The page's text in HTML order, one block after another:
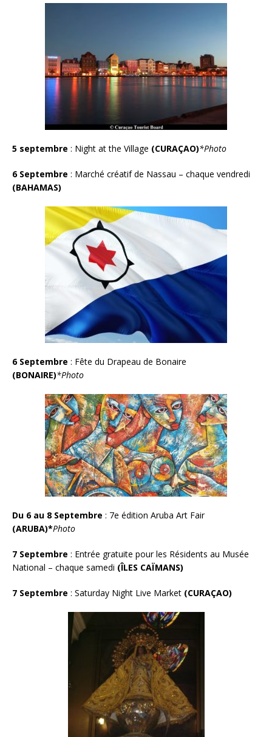
5 septembre : Night at the Village (CURAÇAO)*Photo
6 Septembre : Marché créatif de Nassau – chaque vendredi
(BAHAMAS)
6 Septembre : Fête du Drapeau de Bonaire
(BONAIRE)*Photo
Du 6 au 8 Septembre : 7e édition Aruba Art Fair
(ARUBA)*Photo
7 Septembre : Entrée gratuite pour les Résidents au Musée
National – chaque samedi (ÎLES CAÏMANS)
7 Septembre : Saturday Night Live Market (CURAÇAO)